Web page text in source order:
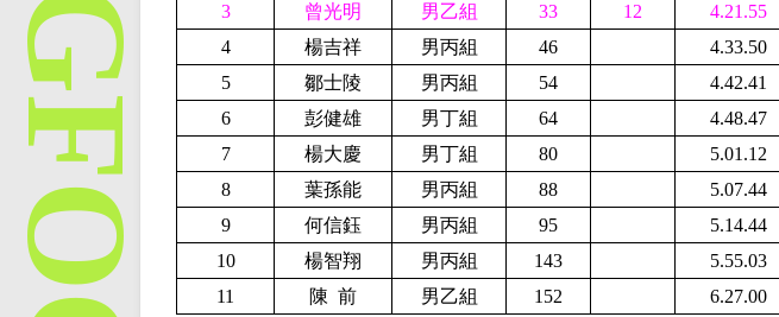
3
曾光明 男乙組 33 12 4.21.55
4
楊吉祥 男丙組 46
4.33.50
5
鄒士陵 男丙組 54
4.42.41
6
彭健雄 男丁組 64
4.48.47
7
楊大慶 男丁組 80
5.01.12
8
葉孫能 男丙組 88
5.07.44
9
何信鈺 男丙組 95
5.14.44
10
楊智翔 男丙組 143
5.55.03
11
陳 前 男乙組 152 6.27.00